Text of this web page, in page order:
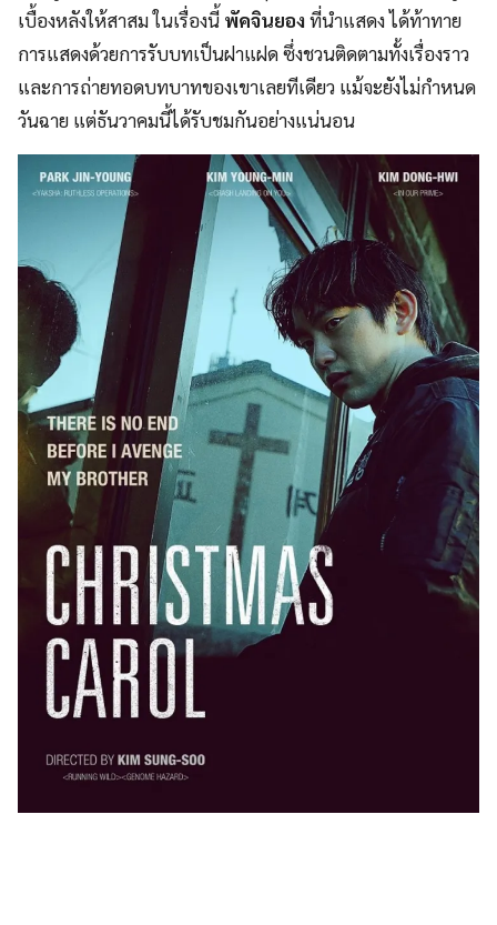
เบื้องหลังให้สาสม ในเรื่องนี้ พัคจินยองที่นำแสดง ได้ท้าทาย
การแสดงด้วยการรับบทเป็นฝาแฝด ซึ่งชวนติดตามทั้งเรื่องราว
และการถ่ายทอดบทบาทของเขาเลยทีเดียว แม้จะยังไม่กำหนด
วันฉาย แต่ธันวาคมนี้ได้รับชมกันอย่างแน่นอน